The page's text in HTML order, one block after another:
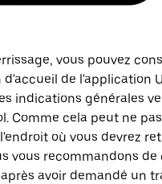
vous pouvez
de l'application
indications générales
Comme cela peut ne pas
où vous devrez
vous recommandons
avoir demandé un